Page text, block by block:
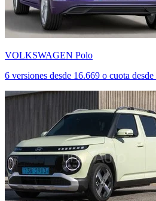
VOLKSWAGEN Polo
6 versiones desde 16.669 o cuota desde